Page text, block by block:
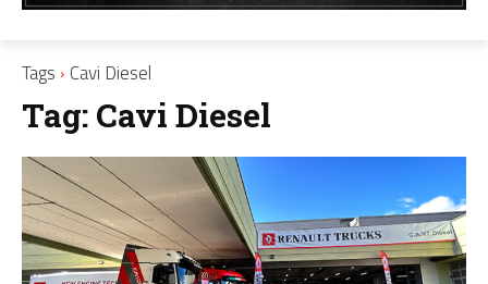
Tags Cavi Diesel
Tag: Cavi Diesel